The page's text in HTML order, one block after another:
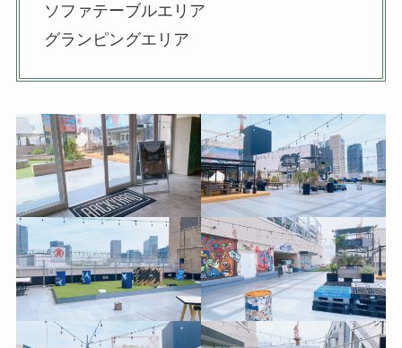
ソファテーブルエリア
グランピングエリア